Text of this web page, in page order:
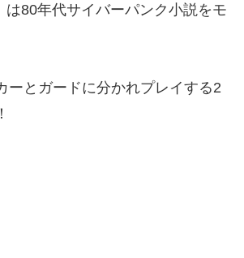
は80年代サイバーパンク小説をモ
ーとガードに分かれプレイする2